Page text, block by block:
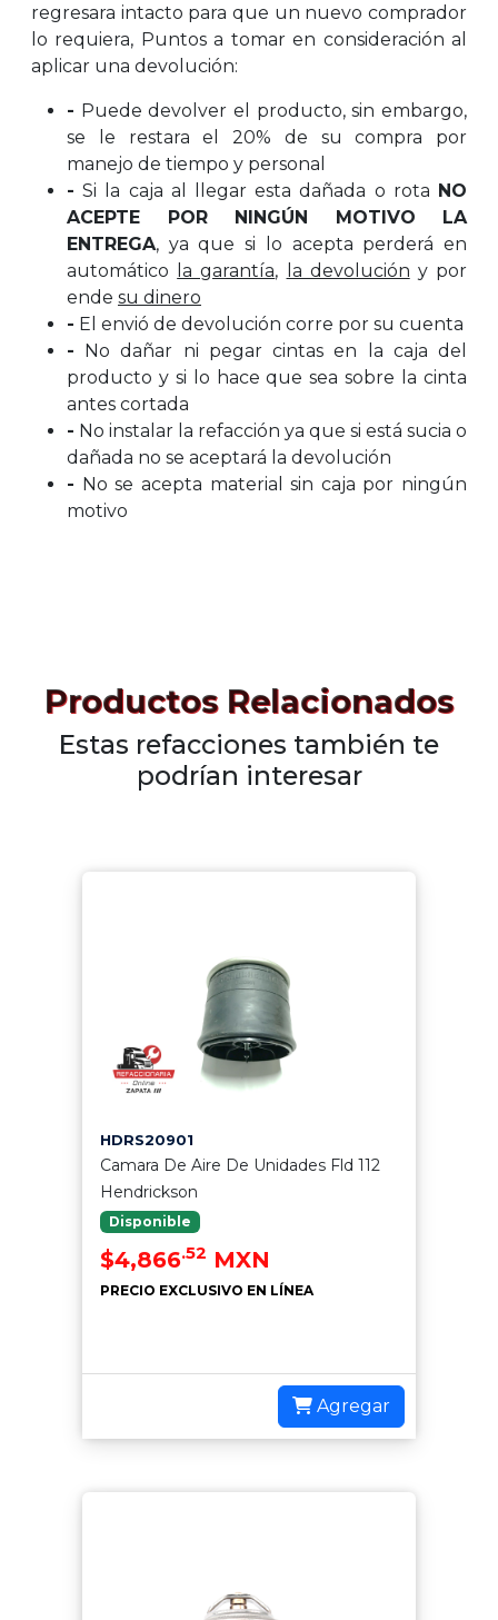
regresara intacto para que un nuevo comprador
lo requiera, Puntos a tomar en consideración al
aplicar una devolución:
- Puede devolver el producto, sin embargo,
se le restara el 20% de su compra por
manejo de tiempo y personal
- Si la caja al llegar esta dañada o rota NO
ACEPTE POR NINGÚN MOTIVO LA
ENTREGA, ya que si lo acepta perderá en
automático
la garantía, la devolución y por
ende su dinero
- El envió de devolución corre por su cuenta
- No dañar ni pegar cintas en la caja del
producto y si lo hace que sea sobre la cinta
antes cortada
- No instalar la refacción ya que si está sucia o
dañada no se aceptará la devolución
- No se acepta material sin caja por ningún
motivo
Productos Relacionados
Estas refacciones también te
podrían interesar
HDRS20901
Camara De Aire De Unidades Fld 112
Hendrickson
Disponible
$4,866.52 MXN
PRECIO EXCLUSIVO EN LÍNEA
Agregar